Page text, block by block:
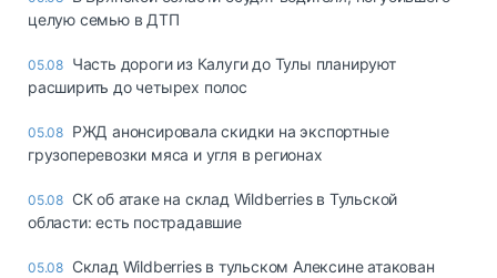
целую семью в ДТП
05.08 Часть дороги из Калуги до Тулы планируют
расширить до четырех полос
05.08 РЖД анонсировала скидки на экспортные
грузоперевозки мяса и угля в регионах
05.08 СК об атаке на склад Wildberries в Тульской
области: есть пострадавшие
05.08 Склад Wildberries в тульском Алексине атакован